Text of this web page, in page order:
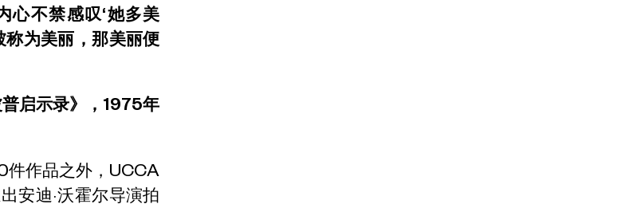
心不禁感叹‘她多美
称为美丽，那美丽便
启示录》，1975年
件作品之外，UCCA
安迪·沃霍尔导演拍